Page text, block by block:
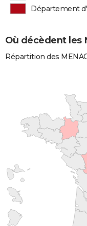
Département
Où décèdent les
Répartition des